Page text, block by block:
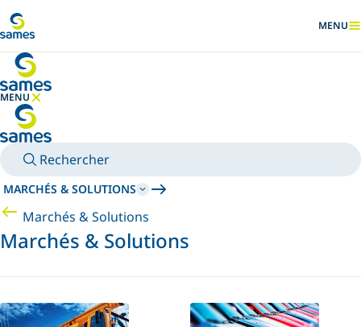
MENU
MENU
MASQUER LE MENU
Rechercher
MARCHÉS & SOLUTIONS
Marchés & Solutions
Marchés & Solutions